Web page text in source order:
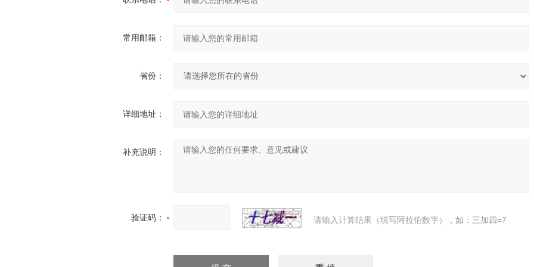
常用邮箱：
省份：
详细地址：
补充说明：
验证码： 请输入计算结果（填写阿拉伯数字），如：三加四=7